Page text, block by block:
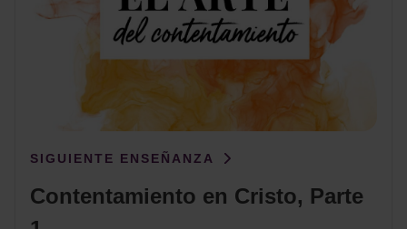
SIGUIENTE ENSEÑANZA
Contentamiento en Cristo, Parte